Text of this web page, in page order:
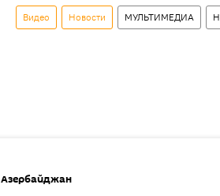
Видео Новости МУЛЬТИМЕДИА
Азербайджан